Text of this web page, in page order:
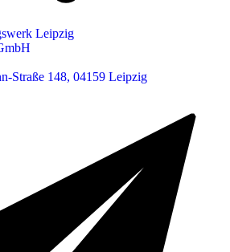
Leipzig
Straße 148, 04159 Leipzig